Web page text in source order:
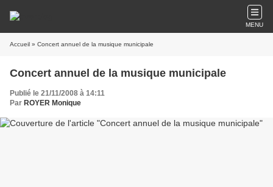
MENU
Accueil » Concert annuel de la musique municipale
Concert annuel de la musique municipale
Publié le 21/11/2008 à 14:11
Par ROYER Monique